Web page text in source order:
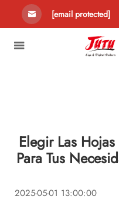
[email protected]
Elegir Las
Para Tus
2025-05-01 13:00:00